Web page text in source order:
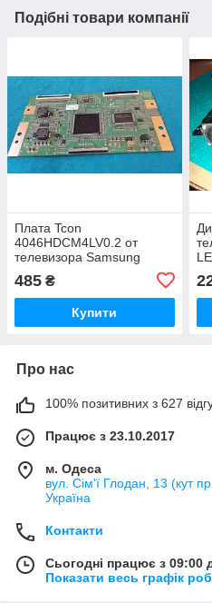
Подібні товари компанії
Плата Tcon
4046HDCM4LV0.2 от
телевизора Samsung
485 ₴
Купити
Про нас
100% позитивних з 627
Працює з 23.10.2017
м. Одеса
вул. Сім'ї Глодан, 13 (кут
Україна
Контакти
Сьогодні працює з 09:00
Показати весь графік